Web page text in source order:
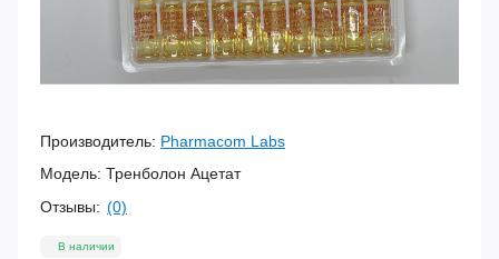
Производитель: Pharmacom Labs
Модель: Тренболон Ацетат
Отзывы: (0)
В наличии